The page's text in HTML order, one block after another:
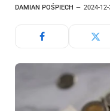
DAMIAN POŚPIECH 2024-